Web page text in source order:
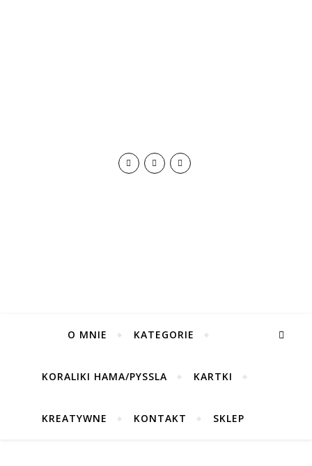
O MNIE KATEGORIE
KORALIKI HAMA/PYSSLA KARTKI
KREATYWNE KONTAKT SKLEP